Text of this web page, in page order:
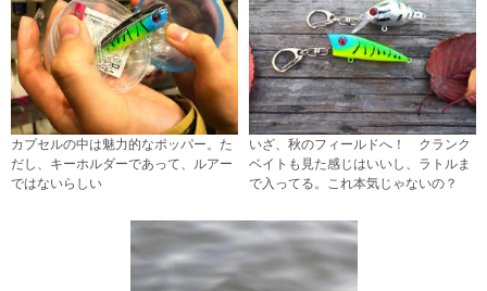
カプセルの中は魅力的なポッパー。た
だし、キーホルダーであって、ルアー
ではないらしい
いざ、秋のフィールドへ！ クランク
ベイトも見た感じはいいし、ラトルま
で入ってる。これ本気じゃないの？